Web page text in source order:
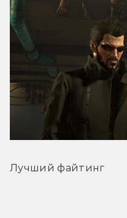
Лучший файтинг